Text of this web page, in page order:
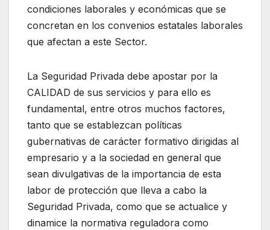
condiciones laborales y económicas que se
concretan en los convenios estatales laborales
que afectan a este Sector.
La Seguridad Privada debe apostar por la
CALIDAD de sus servicios y para ello es
fundamental, entre otros muchos factores,
tanto que se establezcan políticas
gubernativas de carácter formativo dirigidas al
empresario y a la sociedad en general que
sean divulgativas de la importancia de esta
labor de protección que lleva a cabo la
Seguridad Privada, como que se actualice y
dinamice la normativa reguladora como